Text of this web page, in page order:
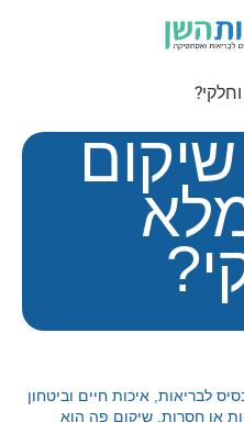
לבריאות, איכות חיים וביטחון
או חסרות, שיקום פה הוא